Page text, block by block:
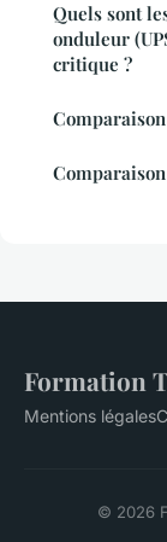
Quels sont
onduleur
critique ?
Formation
Mentions légales
© 2026